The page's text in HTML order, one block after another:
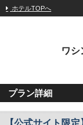
ホテルTOPへ
ワシ
プラン詳細